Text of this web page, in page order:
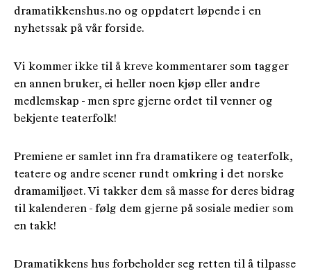
dramatikkenshus.no og oppdatert løpende i en
nyhetssak på vår forside.
Vi kommer ikke til å kreve kommentarer som tagger
en annen bruker, ei heller noen kjøp eller andre
medlemskap - men spre gjerne ordet til venner og
bekjente teaterfolk!
Premiene er samlet inn fra dramatikere og teaterfolk,
teatere og andre scener rundt omkring i det norske
dramamiljøet. Vi takker dem så masse for deres bidrag
til kalenderen - følg dem gjerne på sosiale medier som
en takk!
Dramatikkens hus forbeholder seg retten til å tilpasse